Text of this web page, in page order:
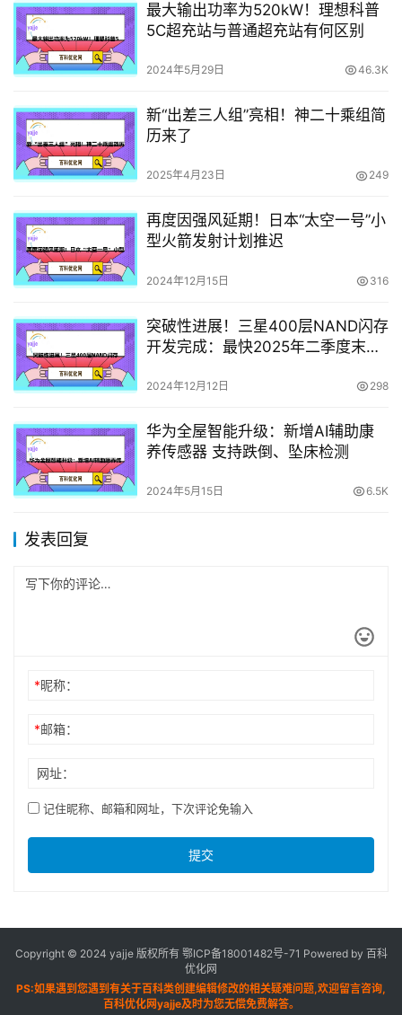
最大输出功率为520kW！理想科普
5C超充站与普通超充站有何区别
2024年5月29日 46.3K
新“出差三人组”亮相！神二十乘组简
历来了
2025年4月23日 249
再度因强风延期！日本“太空一号”小
型火箭发射计划推迟
2024年12月15日 316
突破性进展！三星400层NAND闪存
开发完成：最快2025年二季度末量
2024年12月12日 298
华为全屋智能升级：新增AI辅助康
养传感器 支持跌倒、坠床检测
2024年5月15日 6.5K
发表回复
*昵称：
*邮箱：
网址：
记住昵称、邮箱和网址，下次评论免输入
提交
Copyright © 2024 yajje 版权所有鄂ICP备18001482号-71 Powered by 百科
优化网
PS:如果遇到您遇到有关于百科类创建编辑修改的相关疑难问题,欢迎留言咨询,
百科优化网yajje及时为您无偿免费解答。